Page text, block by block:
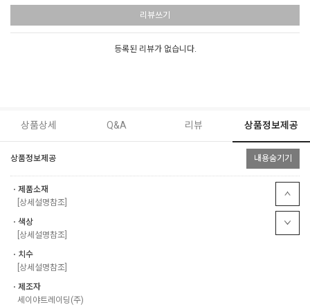
리뷰쓰기
등록된 리뷰가 없습니다.
상품상세 Q&A 리뷰 상품정보제공
상품정보제공 내용숨기기
ㆍ제품소재
[상세설명참조]
ㆍ색상
[상세설명참조]
ㆍ치수
[상세설명참조]
ㆍ제조자
세이야트레이딩(주)